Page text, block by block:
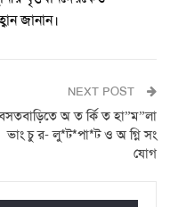
জানান।
NEXT POST
অ ত র্কি ত হা”ম”লা
ভাং চু র- লু*ট*পা*ট ও অ গ্নি সং
যোগ